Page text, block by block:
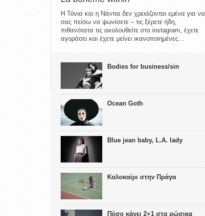
Η Τόνια και η Νάντια δεν χρειάζονται εμένα για να
σας πείσω να ψωνίσετε – τις ξέρετε ήδη,
πιθανότατα τις ακολουθείτε στο instagram, έχετε
αγοράσει και έχετε μείνει ικανοποιημένες...
Bodies for business/sin
Ocean Goth
Blue jean baby, L.A. lady
Καλοκαίρι στην Πράγα
Πόσο κάνει 2+1 στα ρώσικα